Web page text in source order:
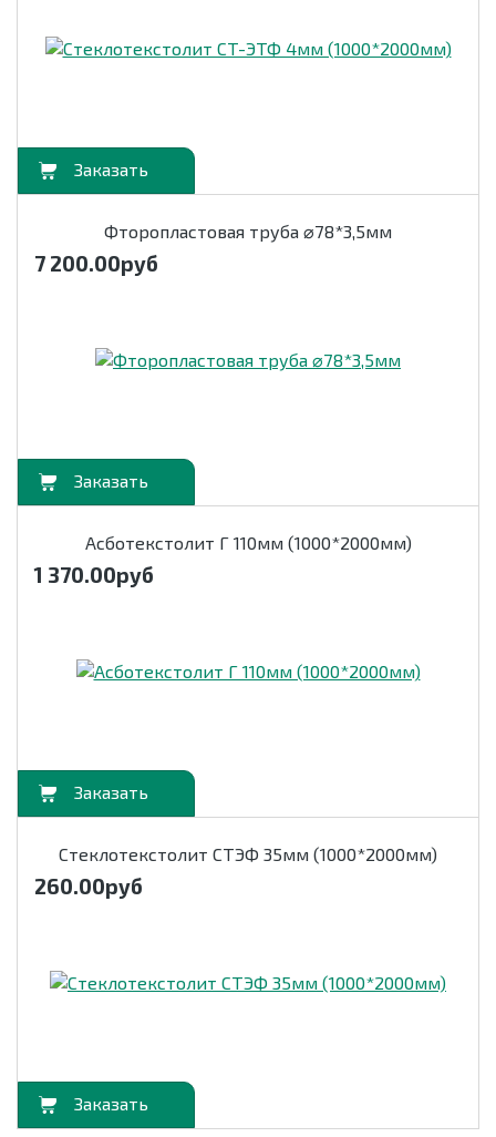
Фторопластовая труба ⌀78*3,5мм
7 200.00руб
Асботекстолит Г 110мм (1000*2000мм)
1 370.00руб
Стеклотекстолит СТЭФ 35мм (1000*2000мм)
260.00руб